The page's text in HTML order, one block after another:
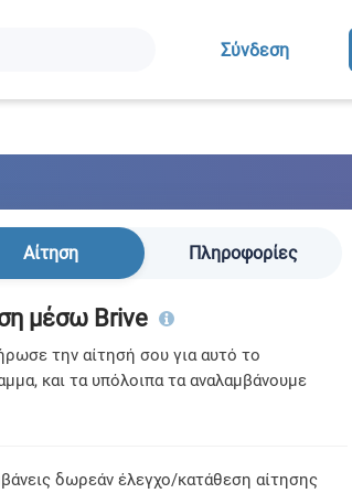
Σύνδεση
Αίτηση Πληροφορίες
μέσω Brive
την αίτησή σου για αυτό το
και τα υπόλοιπα τα αναλαμβάνουμε
δωρεάν έλεγχο/κατάθεση αίτησης